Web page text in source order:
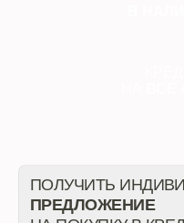
ПОЛУЧИТЬ
ПРЕДЛОЖЕНИЕ